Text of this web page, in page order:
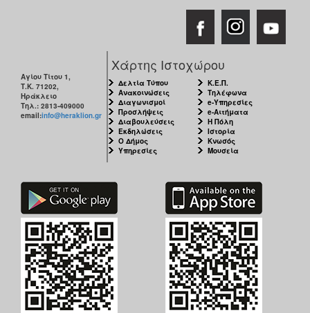
Αγίου Τίτου 1,
Τ.Κ. 71202,
Ηράκλειο
Τηλ.: 2813-409000
email:info@heraklion.gr
Χάρτης Ιστοχώρου
Δελτία Τύπου
Ανακοινώσεις
Διαγωνισμοί
Προσλήψεις
Διαβουλεύσεις
Εκδηλώσεις
Ο Δήμος
Υπηρεσίες
Κ.Ε.Π.
Τηλέφωνα
e-Υπηρεσίες
e-Αιτήματα
Η Πόλη
Ιστορία
Κνωσός
Μουσεία